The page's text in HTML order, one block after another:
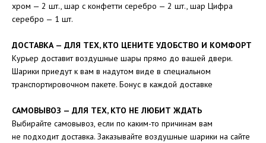
хром — 2 шт., шар с конфетти серебро — 2 шт., шар Цифра
серебро — 1 шт.
ДОСТАВКА — ДЛЯ ТЕХ, КТО ЦЕНИТЕ УДОБСТВО И КОМФОРТ
Курьер доставит воздушные шары прямо до вашей двери.
Шарики приедут к вам в надутом виде в специальном
транспортировочном пакете. Бонус в каждой доставке
САМОВЫВОЗ — ДЛЯ ТЕХ, КТО НЕ ЛЮБИТ ЖДАТЬ
Выбирайте самовывоз, если по каким-то причинам вам
не подходит доставка. Заказывайте воздушные шарики на сайте